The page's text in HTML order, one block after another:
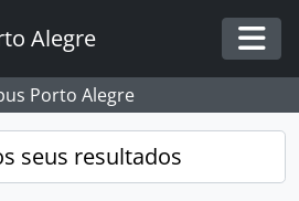
Alegre
Porto Alegre
seus resultados